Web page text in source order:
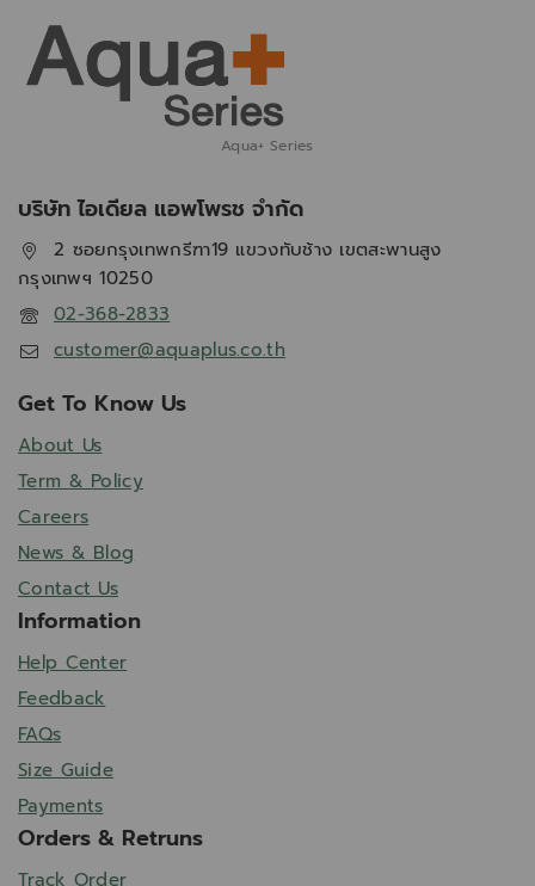
Aqua+ Series
บริษัท ไอเดียล แอพโพรช จำกัด
2 ซอยกรุงเทพกรีฑา19 แขวงทับช้าง เขตสะพานสูง
กรุงเทพฯ 10250
02-368-2833
customer@aquaplus.co.th
Get To Know Us
About Us
Term & Policy
Careers
News & Blog
Contact Us
Information
Help Center
Feedback
FAQs
Size Guide
Payments
Orders & Retruns
Track Order